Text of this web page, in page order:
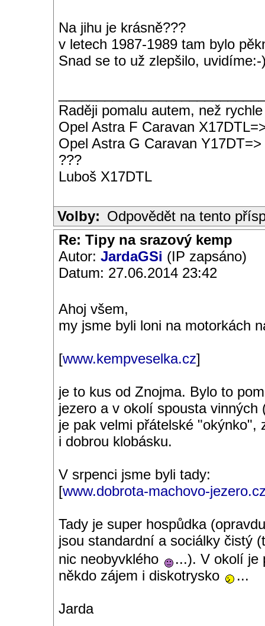
Na jihu je krásně???
v letech 1987-1989 tam bylo
Snad se to už zlepšilo, uvidíme:-
Raději pomalu autem, než
Opel Astra F Caravan
Opel Astra G Caravan Y17DT=>
???
Luboš X17DTL
Volby: Odpovědět na tento
Re: Tipy na srazový kemp
Autor: JardaGSi (IP zapsáno)
Datum: 27.06.2014 23:42
Ahoj všem,
my jsme byli loni na motorkách
[www.kempveselka.cz]
je to kus od Znojma. Bylo to
jezero a v okolí spousta
je pak velmi přátelské
i dobrou klobásku.
V srpenci jsme byli tady:
[www.dobrota-machovo-
Tady je super hospůdka
jsou standardní a sociálky čistý
nic neobyvklého
...). V okolí je
někdo zájem i diskotrysko
...
Jarda